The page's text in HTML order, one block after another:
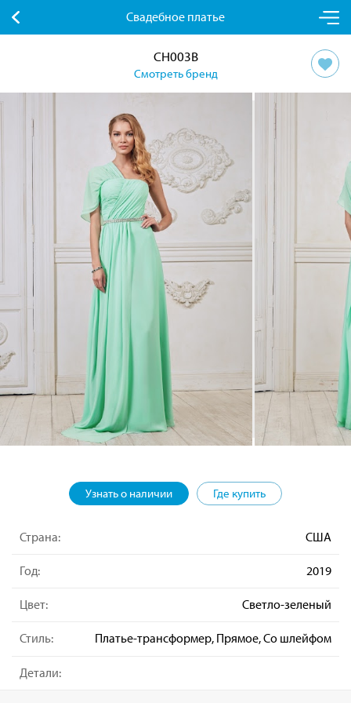
Свадебное платье
CH003B
Смотреть бренд
Узнать о наличии Где купить
Страна: США
Год: 2019
Цвет: Светло-зеленый
Стиль: Платье-трансформер, Прямое, Со шлейфом
Детали: